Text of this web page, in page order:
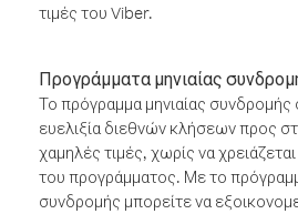
τιμές του Viber.
Προγράμματα μηνιαίας
Το πρόγραμμα μηνιαίας
ευελιξία διεθνών κλήσεων προς
χαμηλές τιμές, χωρίς να
του προγράμματος. Με το
συνδρομής μπορείτε να